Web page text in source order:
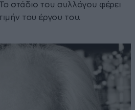
στάδιο του συλλόγου φέρει
του έργου του.